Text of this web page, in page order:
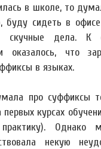
в школе, то
буду сидеть в
скучные дела. К
оказалось, что
в языках.
про суффиксы
курсах
Однако
некую